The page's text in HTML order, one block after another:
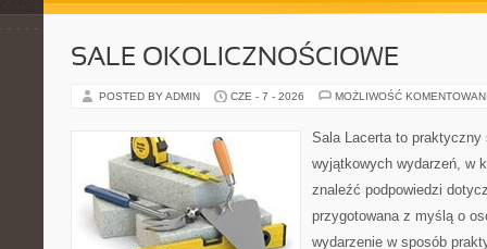
SALE OKOLICZNOŚCIOWE
POSTED BY ADMIN CZE - 7 - 2026 MOŻLIWOŚĆ
Sala Lacerta to praktyczny
wyjątkowych wydarzeń, w
znaleźć podpowiedzi
przygotowana z myślą o
wydarzenie w sposób